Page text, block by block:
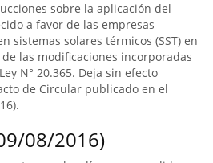
sobre la aplicación del
a favor de las empresas
sistemas solares térmicos (SST) en
las modificaciones incorporadas
N° 20.365. Deja sin efecto
de Circular publicado en el
08/2016)